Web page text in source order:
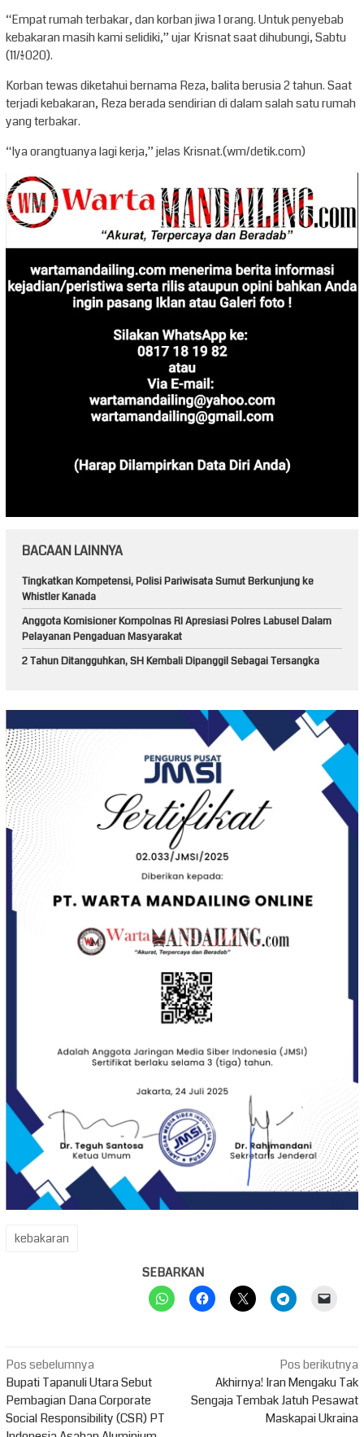
“Empat rumah terbakar, dan korban jiwa 1 orang. Untuk penyebab
kebakaran masih kami selidiki,” ujar Krisnat saat dihubungi, Sabtu
(11/1/2020).
Korban tewas diketahui bernama Reza, balita berusia 2 tahun. Saat
terjadi kebakaran, Reza berada sendirian di dalam salah satu rumah
yang terbakar.
“Iya orangtuanya lagi kerja,” jelas Krisnat.(wm/detik.com)
BACAAN LAINNYA
Tingkatkan Kompetensi, Polisi Pariwisata Sumut Berkunjung ke
Whistler Kanada
Anggota Komisioner Kompolnas RI Apresiasi Polres Labusel Dalam
Pelayanan Pengaduan Masyarakat
2 Tahun Ditangguhkan, SH Kembali Dipanggil Sebagai Tersangka
kebakaran
SEBARKAN
Navigasi
pos
Pos sebelumnya
Bupati Tapanuli Utara Sebut
Pembagian Dana Corporate
Social Responsibility (CSR) PT
Pos berikutnya
Akhirnya! Iran Mengaku Tak
Sengaja Tembak Jatuh Pesawat
Maskapai Ukraina